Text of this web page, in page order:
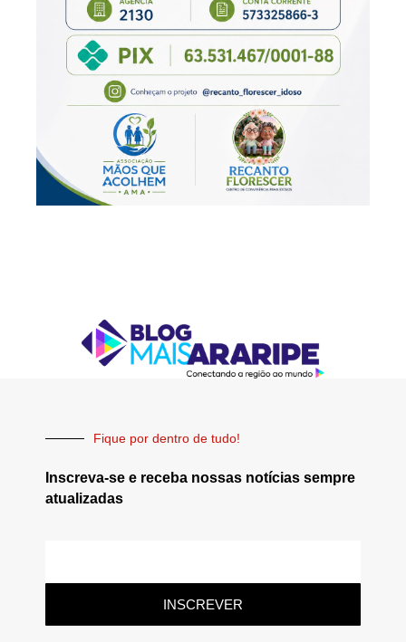
Fique por dentro de tudo!
Inscreva-se e receba nossas notícias sempre
atualizadas
INSCREVER